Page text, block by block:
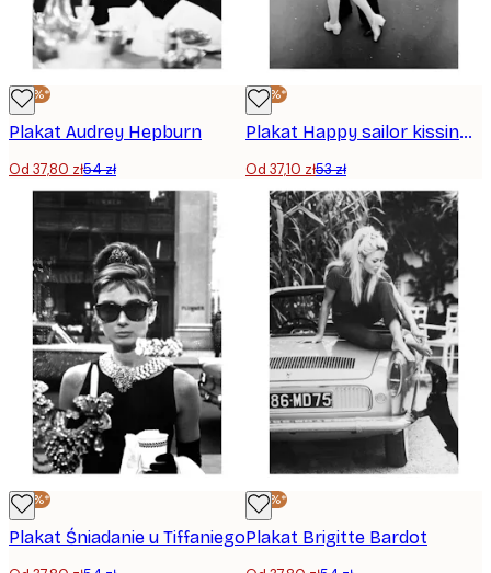
-30%*
Plakat Audrey Hepburn
Od 37,80 zł54 zł
-30%*
Plakat Happy sailor kissing nurse
Od 37,10 zł53 zł
-30%*
Plakat Śniadanie u Tiffaniego
-30%*
Plakat Brigitte Bardot